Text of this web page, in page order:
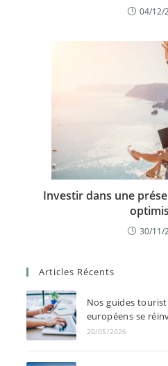
04/12/
Investir dans une
30/11/
Articles Récents
Nos guides
européens se
20/05/2026